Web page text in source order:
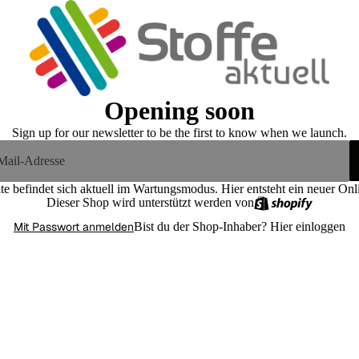
Opening soon
Sign up for our newsletter to be the first to know when we launch.
befindet sich aktuell im Wartungsmodus. Hier entsteht ein neuer
Dieser Shop wird unterstützt werden von
Mit Passwort anmeldenBist du der Shop-Inhaber? Hier einloggen